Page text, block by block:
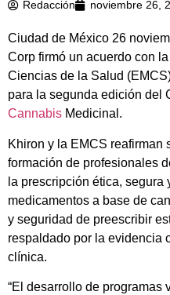
Redacción noviembre 26,
Ciudad de México 26
Corp firmó un acuerdo con
Ciencias de la Salud
para la segunda edición del
Cannabis Medicinal.
Khiron y la EMCS reafirman
formación de profesionales
la prescripción ética, segura
medicamentos a base de
y seguridad de preescribir
respaldado por la evidencia
clínica.
“El desarrollo de programas